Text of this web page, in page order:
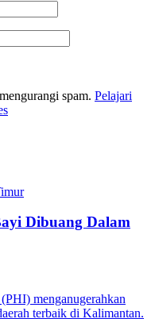
spam. Pelajari
Dibuang Dalam